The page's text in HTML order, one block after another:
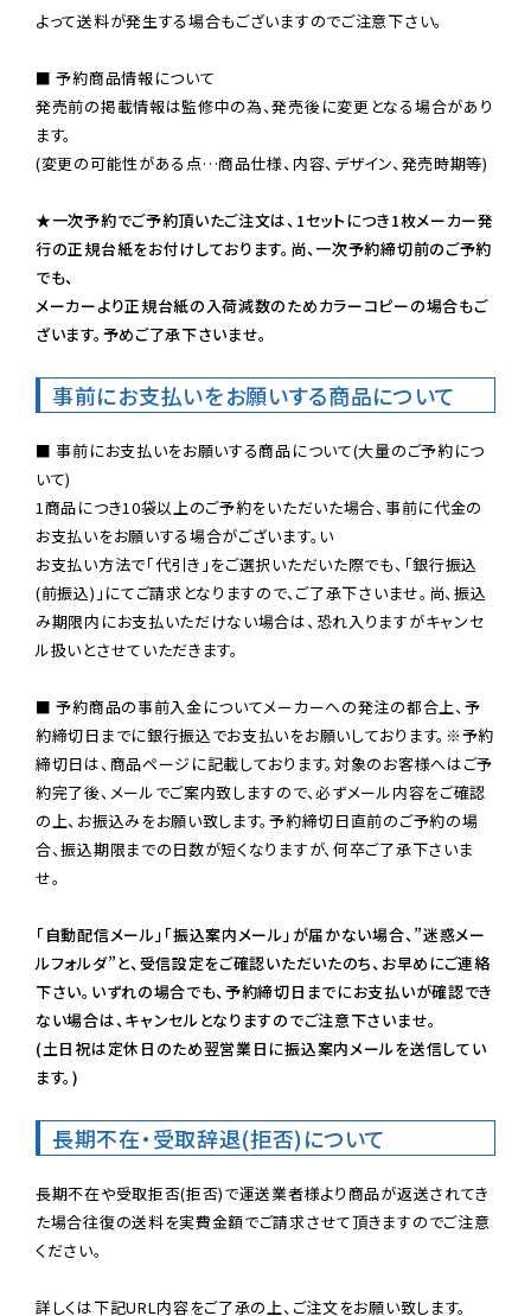
よって送料が発生する場合もございますのでご注意下さい。
■ 予約商品情報について
発売前の掲載情報は監修中の為、発売後に変更となる場合があり
ます。
(変更の可能性がある点…商品仕様、内容、デザイン、発売時期等)
★一次予約でご予約頂いたご注文は、1セットにつき1枚メーカー発
行の正規台紙をお付けしております。尚、一次予約締切前のご予約
でも、
メーカーより正規台紙の入荷減数のためカラーコピーの場合もご
ざいます。予めご了承下さいませ。
事前にお支払いをお願いする商品について
■ 事前にお支払いをお願いする商品について(大量のご予約につ
いて)
1商品につき10袋以上のご予約をいただいた場合、事前に代金の
お支払いをお願いする場合がございます。い
お支払い方法で「代引き」をご選択いただいた際でも、「銀行振込
(前振込)」にてご請求となりますので、ご了承下さいませ。尚、振込
み期限内にお支払いただけない場合は、恐れ入りますがキャンセ
ル扱いとさせていただきます。
■ 予約商品の事前入金についてメーカーへの発注の都合上、予
約締切日までに銀行振込でお支払いをお願いしております。※予約
締切日は、商品ページに記載しております。対象のお客様へはご予
約完了後、メールでご案内致しますので、必ずメール内容をご確認
の上、お振込みをお願い致します。予約締切日直前のご予約の場
合、振込期限までの日数が短くなりますが、何卒ご了承下さいま
せ。
「自動配信メール」「振込案内メール」が届かない場合、”迷惑メー
ルフォルダ”と、受信設定をご確認いただいたのち、お早めにご連絡
下さい。いずれの場合でも、予約締切日までにお支払いが確認でき
ない場合は、キャンセルとなりますのでご注意下さいませ。
(土日祝は定休日のため翌営業日に振込案内メールを送信してい
ます。)
長期不在・受取辞退(拒否)について
長期不在や受取拒否(拒否)で運送業者様より商品が返送されてき
た場合往復の送料を実費金額でご請求させて頂きますのでご注意
ください。